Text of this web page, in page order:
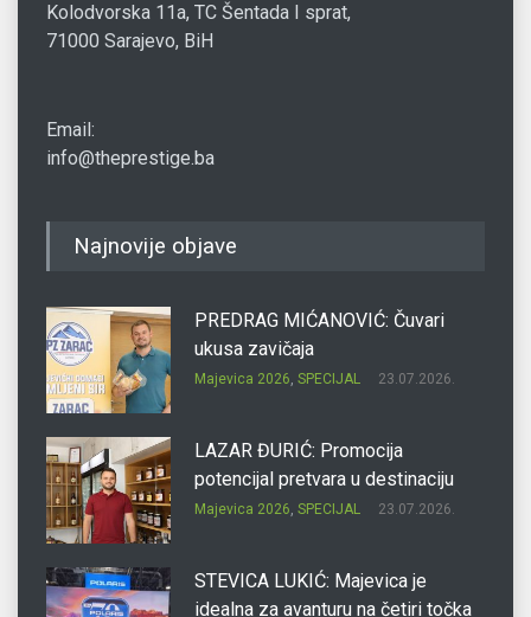
Kolodvorska 11a, TC Šentada I sprat,
71000 Sarajevo, BiH
Email:
info@theprestige.ba
Najnovije objave
PREDRAG MIĆANOVIĆ: Čuvari
ukusa zavičaja
Majevica 2026, SPECIJAL 23.07.2026.
LAZAR ĐURIĆ: Promocija
potencijal pretvara u destinaciju
Majevica 2026, SPECIJAL 23.07.2026.
STEVICA LUKIĆ: Majevica je
idealna za avanturu na četiri točka